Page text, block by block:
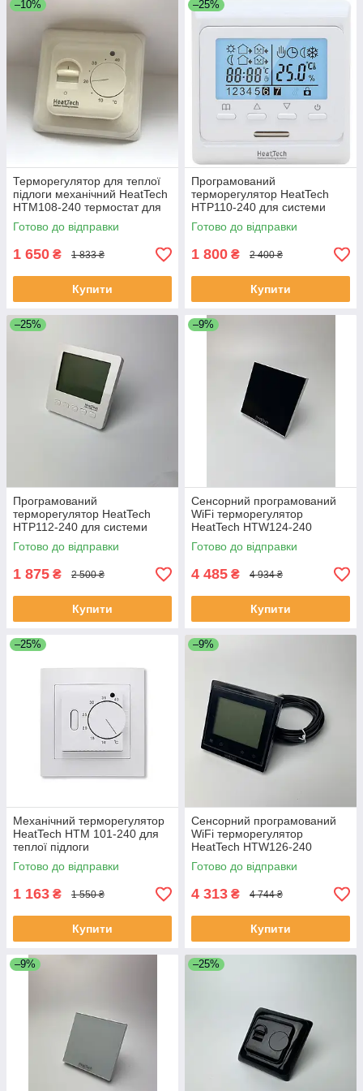
–10%
Терморегулятор для теплої
підлоги механічний HeatTech
HTM108-240 термостат для
дому, регулятор температури
Готово до відправки
1 650 ₴ 1 833 ₴
Купити
–25%
Програмований
терморегулятор HeatTech
HTP110-240 для системи
теплої підлоги
Готово до відправки
1 800 ₴ 2 400 ₴
Купити
–25%
Програмований
терморегулятор HeatTech
HTP112-240 для системи
теплої підлоги
Готово до відправки
1 875 ₴ 2 500 ₴
Купити
–9%
Сенсорний програмований
WiFi терморегулятор
HeatTech HTW124-240
Чорний для теплої підлоги
Готово до відправки
4 485 ₴ 4 934 ₴
Купити
–25%
Механічний терморегулятор
HeatTech HTM 101-240 для
теплої підлоги
Готово до відправки
1 163 ₴ 1 550 ₴
Купити
–9%
Сенсорний програмований
WiFi терморегулятор
HeatTech HTW126-240
Готово до відправки
4 313 ₴ 4 744 ₴
Купити
–9% –25%